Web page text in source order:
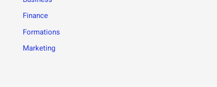
Finance
Formations
Marketing